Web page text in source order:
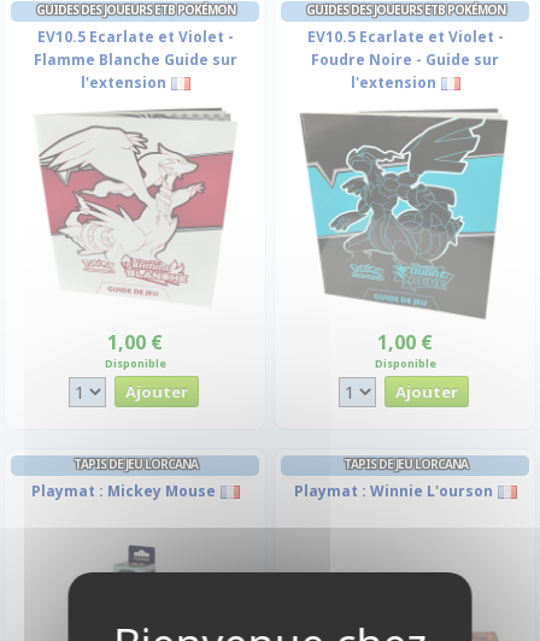
GUIDES DES JOUEURS ETB POKÉMON
EV10.5 Ecarlate et Violet -
Flamme Blanche Guide sur
l'extension
1,00 €
Disponible
GUIDES DES JOUEURS ETB POKÉMON
EV10.5 Ecarlate et Violet -
Foudre Noire - Guide sur
l'extension
1,00 €
Disponible
TAPIS DE JEU LORCANA
Playmat : Mickey Mouse
TAPIS DE JEU LORCANA
Playmat : Winnie L'ourson